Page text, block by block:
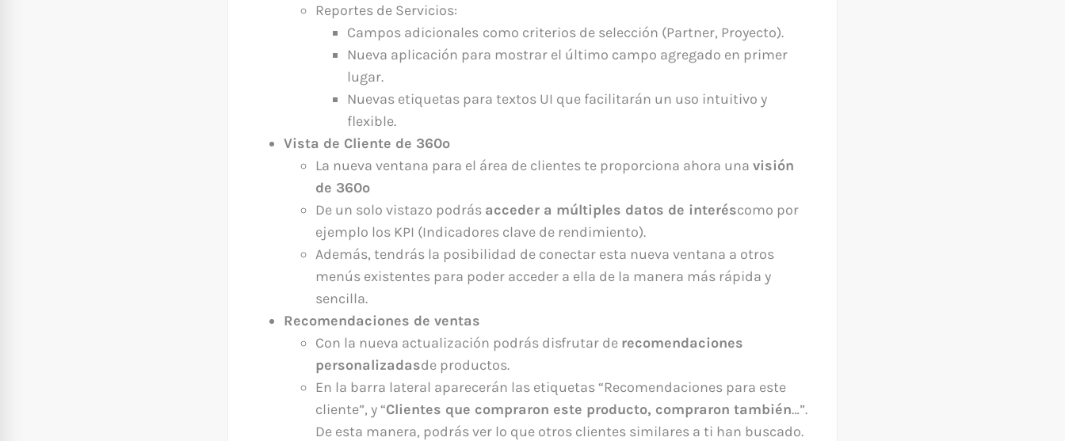
Reportes de Servicios:
Campos adicionales como criterios de selección (Partner, Proyecto).
Nueva aplicación para mostrar el último campo agregado en primer
lugar.
Nuevas etiquetas para textos UI que facilitarán un uso intuitivo y
flexible.
Vista de Cliente de 360º
La nueva ventana para el área de clientes te proporciona ahora una visión
de 360º
De un solo vistazo podrás acceder a múltiples datos de interéscomo por
ejemplo los KPI (Indicadores clave de rendimiento).
Además, tendrás la posibilidad de conectar esta nueva ventana a otros
menús existentes para poder acceder a ella de la manera más rápida y
sencilla.
Recomendaciones de ventas
Con la nueva actualización podrás disfrutar de recomendaciones
personalizadasde productos.
En la barra lateral aparecerán las etiquetas “Recomendaciones para este
cliente”, y “Clientes que compraron este producto, compraron también…”.
De esta manera, podrás ver lo que otros clientes similares a ti han buscado.